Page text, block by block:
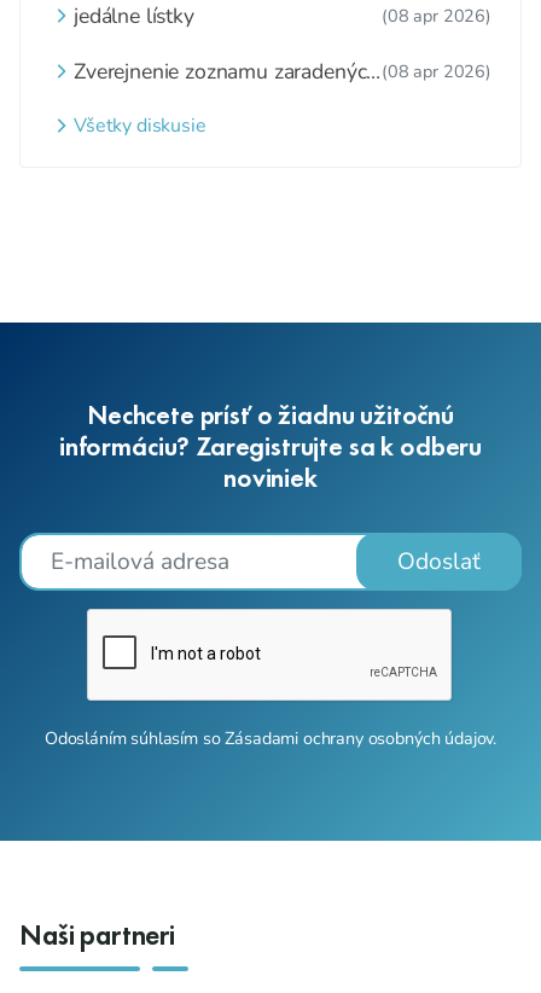
jedálne lístky (08 apr 2026)
Zverejnenie zoznamu zaradených
webovom sídle
(08 apr 2026)
Všetky diskusie
Nechcete prísť o žiadnu užitočnú
informáciu? Zaregistrujte sa k odberu
noviniek
Odoslať
Odosláním súhlasím soZásadami ochrany osobných údajov.
Naši partneri